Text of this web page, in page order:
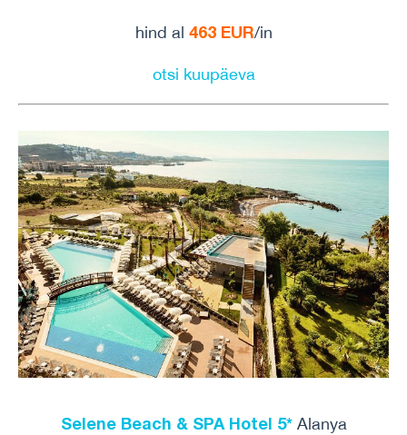
hind al 463 EUR/in
otsi kuupäeva
Selene Beach & SPA Hotel 5*Alanya